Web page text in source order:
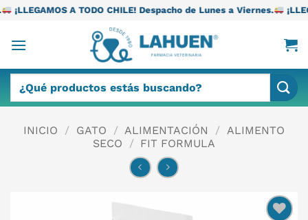
Saltar
contenido
TODO CHILE! Despacho de Lunes a Viernes. ¡LLEGAMOS A
por:
INICIO / GATO / ALIMENTACIÓN / ALIMENTO
SECO
/ FIT FORMULA